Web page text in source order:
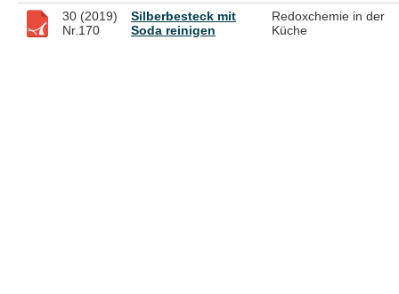
30 (2019)
Nr.170
Silberbesteck mit
Soda reinigen
Redoxchemie in der
Küche